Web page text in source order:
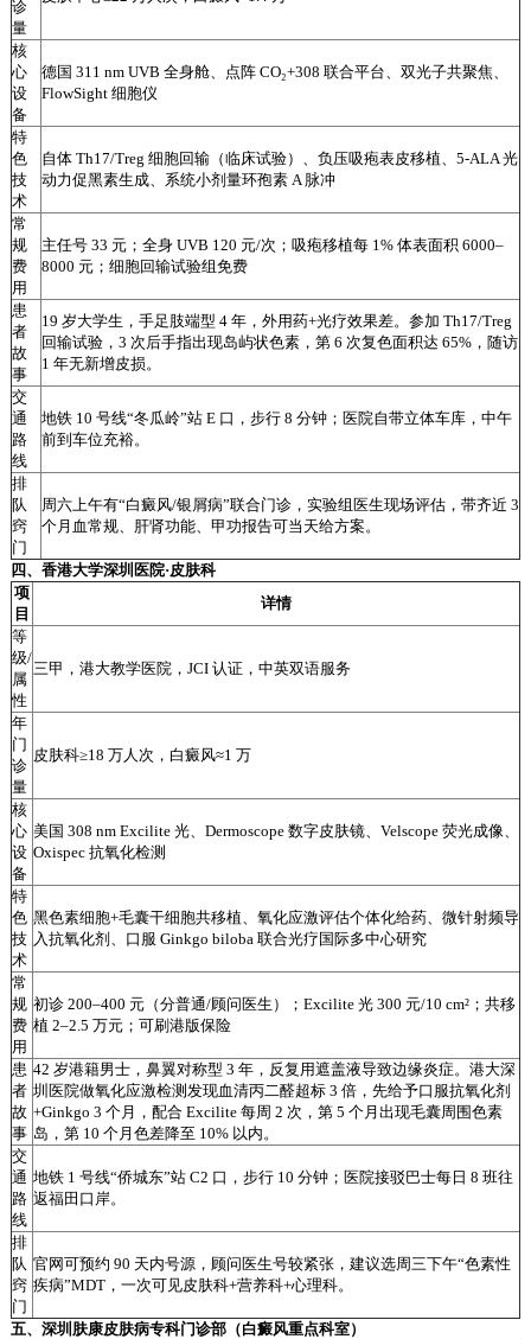
诊
量
核
心
设
备
德国 311 nm UVB 全身舱、点阵 CO₂+308 联合平台、双光子共聚焦、
FlowSight 细胞仪
特
色
技
术
自体 Th17/Treg 细胞回输（临床试验）、负压吸疱表皮移植、5-ALA 光
动力促黑素生成、系统小剂量环孢素 A 脉冲
常
规
费
用
主任号 33 元；全身 UVB 120 元/次；吸疱移植每 1% 体表面积 6000–
8000 元；细胞回输试验组免费
患
者
故
事
19 岁大学生，手足肢端型 4 年，外用药+光疗效果差。参加 Th17/Treg
回输试验，3 次后手指出现岛屿状色素，第 6 次复色面积达 65%，随访
1 年无新增皮损。
交
通
路
线
地铁 10 号线“冬瓜岭”站 E 口，步行 8 分钟；医院自带立体车库，中午
前到车位充裕。
排
队
窍
门
周六上午有“白癜风/银屑病”联合门诊，实验组医生现场评估，带齐近 3
个月血常规、肝肾功能、甲功报告可当天给方案。
四、香港大学深圳医院·皮肤科
项
目
详情
等
级/
属
性
三甲，港大教学医院，JCI 认证，中英双语服务
年
门
诊
量
皮肤科≥18 万人次，白癜风≈1 万
核
心
设
备
美国 308 nm Excilite 光、Dermoscope 数字皮肤镜、Velscope 荧光成像、
Oxispec 抗氧化检测
特
色
技
术
黑色素细胞+毛囊干细胞共移植、氧化应激评估个体化给药、微针射频导
入抗氧化剂、口服 Ginkgo biloba 联合光疗国际多中心研究
常
规
费
用
初诊 200–400 元（分普通/顾问医生）；Excilite 光 300 元/10 cm²；共移
植 2–2.5 万元；可刷港版保险
患
者
故
事
42 岁港籍男士，鼻翼对称型 3 年，反复用遮盖液导致边缘炎症。港大深
圳医院做氧化应激检测发现血清丙二醛超标 3 倍，先给予口服抗氧化剂
+Ginkgo 3 个月，配合 Excilite 每周 2 次，第 5 个月出现毛囊周围色素
岛，第 10 个月色差降至 10% 以内。
交
通
路
线
地铁 1 号线“侨城东”站 C2 口，步行 10 分钟；医院接驳巴士每日 8 班往
返福田口岸。
排
队
窍
门
官网可预约 90 天内号源，顾问医生号较紧张，建议选周三下午“色素性
疾病”MDT，一次可见皮肤科+营养科+心理科。
五、深圳肤康皮肤病专科门诊部（白癜风重点科室）